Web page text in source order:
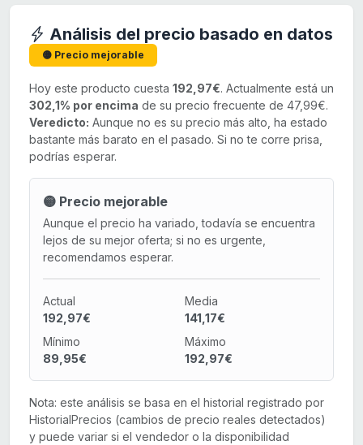
Análisis del precio basado en datos
🟡 Precio mejorable
Hoy este producto cuesta 192,97€. Actualmente está un
302,1% por encima de su precio frecuente de 47,99€.
Veredicto: Aunque no es su precio más alto, ha estado
bastante más barato en el pasado. Si no te corre prisa,
podrías esperar.
🟡 Precio mejorable
Aunque el precio ha variado, todavía se encuentra
lejos de su mejor oferta; si no es urgente,
recomendamos esperar.
Actual
192,97€
Media
141,17€
Mínimo
89,95€
Máximo
192,97€
Nota: este análisis se basa en el historial registrado por
HistorialPrecios (cambios de precio reales detectados)
y puede variar si el vendedor o la disponibilidad